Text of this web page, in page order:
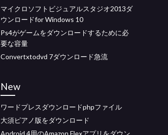
マイクロソフトビジュアルスタジオ2013ダ
ウンロードfor Windows 10
Ps4がゲームをダウンロードするために必
要な容量
Convertxtodvd 7ダウンロード急流
New
ワードプレスダウンロードphpファイル
大須ピアノ版をダウンロード
Android 4用のAmazon Flexアプリをダウン